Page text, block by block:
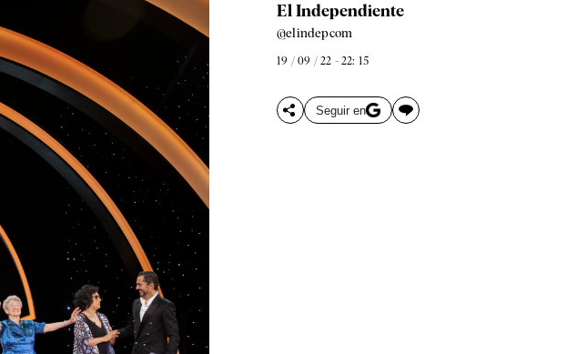
El Independiente
@elindepcom
19 / 09 / 22 - 22: 15
Seguir en